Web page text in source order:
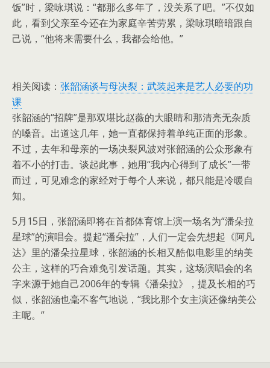
饭”时，梁咏琪说：“都那么多年了，没关系了吧。”不仅如
此，看到父亲至今还在为家庭辛苦劳累，梁咏琪暗暗跟自
己说，“他将来需要什么，我都会给他。”
相关阅读： 张韶涵谈与母决裂：武装起来是艺人必要的功
课
张韶涵的“招牌”是那双堪比赵薇的大眼睛和那清亮无杂质
的嗓音。出道这几年，她一直都保持着单纯正面的形象。
不过，去年和母亲的一场决裂风波对张韶涵的公众形象有
着不小的打击。谈起此事，她用“我内心得到了成长”一带
而过，可见难念的家经对于每个人来说，都只能是冷暖自
知。
5月15日，张韶涵即将在首都体育馆上演一场名为“潘朵拉
星球”的演唱会。提起“潘朵拉”，人们一定会先想起《阿凡
达》里的潘朵拉星球，张韶涵的长相又酷似电影里的纳美
公主，这样的巧合难免引发话题。其实，这场演唱会的名
字来源于她自己2006年的专辑《潘朵拉》，提及长相的巧
似，张韶涵也毫不客气地说，“我比那个女主演还像纳美公
主呢。”